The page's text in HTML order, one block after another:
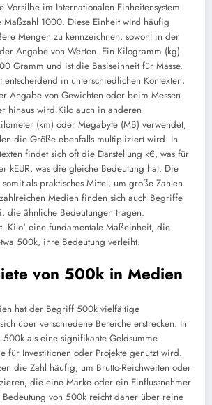
Vorsilbe im Internationalen Einheitensystem
Maßzahl 1000. Diese Einheit wird häufig
Mengen zu kennzeichnen, sowohl in der
Angabe von Werten. Ein Kilogramm (kg)
Gramm und ist die Basiseinheit für Masse.
entscheidend in unterschiedlichen Kontexten,
Angabe von Gewichten oder beim Messen
hinaus wird Kilo auch in anderen
(km) oder Megabyte (MB) verwendet,
die Größe ebenfalls multipliziert wird. In
findet sich oft die Darstellung k€, was für
kEUR, was die gleiche Bedeutung hat. Die
als praktisches Mittel, um große Zahlen
Medien finden sich auch Begriffe
die ähnliche Bedeutungen tragen.
‚Kilo‘ eine fundamentale Maßeinheit, die
500k, ihre Bedeutung verleiht.
von 500k in Medien
hat der Begriff 500k vielfältige
über verschiedene Bereiche erstrecken. In
500k als eine signifikante Geldsumme
für Investitionen oder Projekte genutzt wird.
die Zahl häufig, um Brutto-Reichweiten oder
die eine Marke oder ein Einflussnehmer
von 500k reicht daher über reine